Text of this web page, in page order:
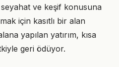
seyahat ve keşif konusuna
için kasıtlı bir alan
yapılan yatırım, kısa
geri ödüyor.